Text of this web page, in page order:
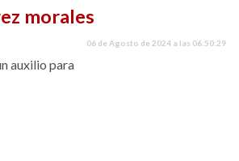
morales
06 de Agosto de 2024 a las 06:50:29
auxilio para